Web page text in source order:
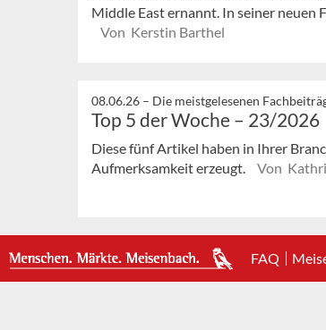
Middle East ernannt. In seiner neuen
Von Kerstin Barthel
08.06.26 – Die meistgelesenen
Top 5 der Woche – 23/2026
Diese fünf Artikel haben in Ihrer
Aufmerksamkeit erzeugt.
Von
FAQ